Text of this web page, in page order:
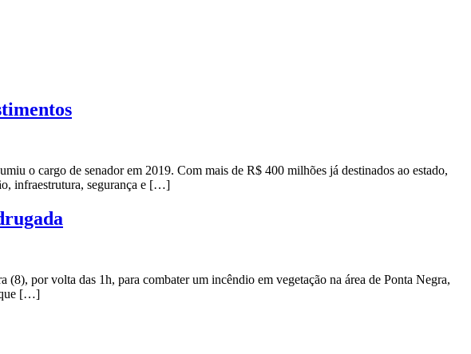
o cargo de senador em 2019. Com mais de R$ 400 milhões já destinados ao estado,
infraestrutura, segurança e […]
por volta das 1h, para combater um incêndio em vegetação na área de Ponta Negra,
que […]